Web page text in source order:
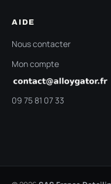
AIDE
Nous contacter
Mon compte
09 75 81 07 33